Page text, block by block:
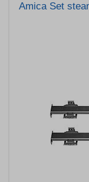
Amica Set